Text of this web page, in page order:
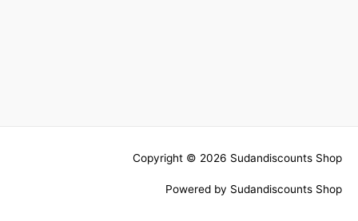
Copyright © 2026 Sudandiscounts Shop
Powered by Sudandiscounts Shop